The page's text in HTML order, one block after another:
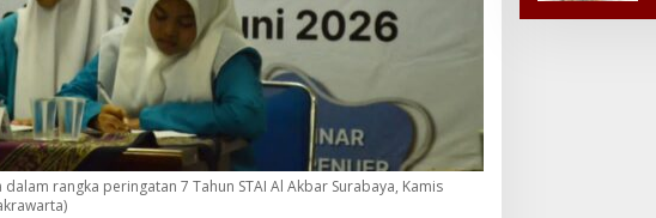
rangka peringatan 7 Tahun STAI Al Akbar Surabaya, Kamis